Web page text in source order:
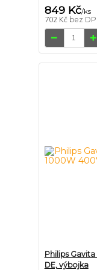
849 Kč/ks
702 Kč bez
Philips
DE, výbojka